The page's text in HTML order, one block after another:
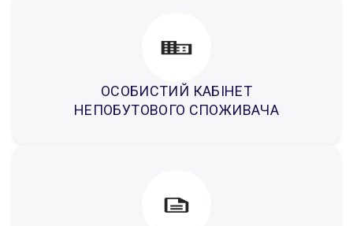
ОСОБИСТИЙ КАБІНЕТ
НЕПОБУТОВОГО СПОЖИВАЧА